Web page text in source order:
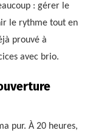
: gérer le
le rythme tout en
prouvé à
avec brio.
pur. À 20 heures,